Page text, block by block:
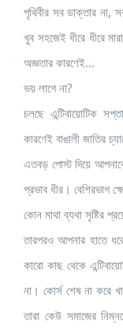
পৃথিবীর সব ডাক্তার না,
খুব সহজেই ধীরে ধীরে
অজ্ঞতার কারণেই…
ভয় লাগে না?
চলছে এন্টিবায়োটিক
কারণেই বাঙালী জাতির
এতবড় পোস্ট দিয়ে
প্রভাব ধীর। বেশিরভাগ
কোন মাথা ব্যথা সৃষ্টির
তারপরও আপনার হাতে
কারো কাছ থেকে
না। কোর্স শেষ না করে
তারা কেউ সমাজের